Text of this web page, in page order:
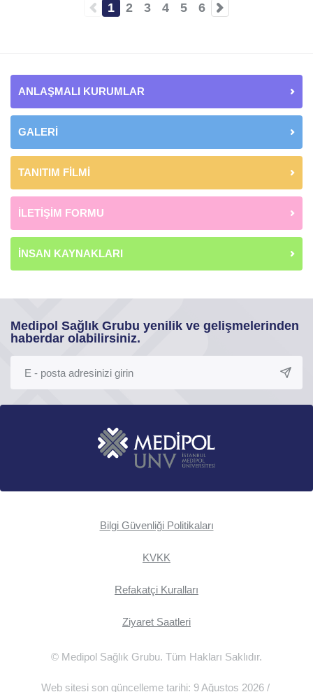
Şu
1 Sayfa
2 Sayfa
3 Sayfa
4 Sayfa
5 Sayfa
6
ANLAŞMALI KURUMLAR
GALERİ
TANITIM FİLMİ
İLETİŞİM FORMU
İNSAN KAYNAKLARI
Medipol Sağlık Grubu yenilik ve gelişmelerinden
haberdar olabilirsiniz.
Bilgi Güvenliği Politikaları
KVKK
Refakatçi Kuralları
Ziyaret Saatleri
© Medipol Sağlık Grubu. Tüm Hakları Saklıdır.
Web sitesi son güncelleme tarihi: 9 Ağustos 2026 /